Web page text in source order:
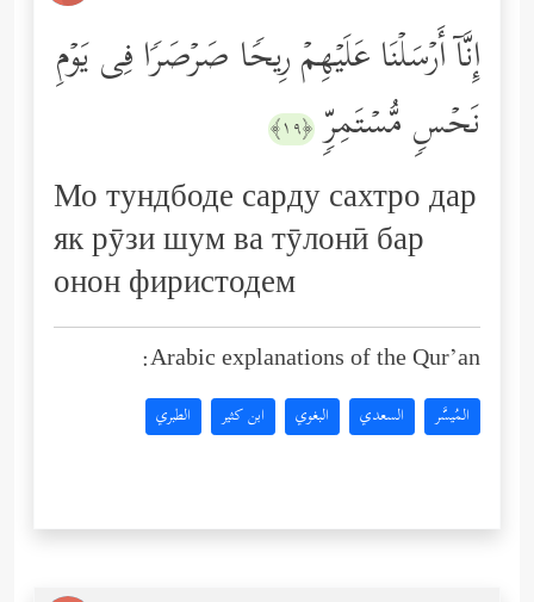
إِنَّاۤ أَرۡسَلۡنَا عَلَیۡهِمۡ رِیحࣰا صَرۡصَرࣰا فِی یَوۡمِ
نَحۡسࣲ مُّسۡتَمِرࣲّ ﴿١٩﴾
Мо тундбоде сарду сахтро дар
як рӯзи шум ва тӯлонӣ бар
онон фиристодем
Arabic explanations of the Qur’an:
المُيسَّر السعدي البغوي ابن كثير الطبري